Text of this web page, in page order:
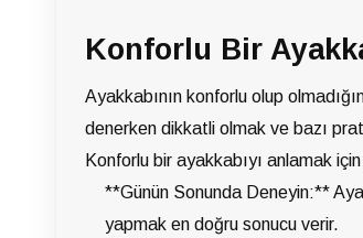
Konforlu Bir
Ayakkabının konforlu olup
denerken dikkatli olmak ve bazı
Konforlu bir ayakkabıyı anlamak
**Günün Sonunda Deneyin:**
yapmak en doğru sonucu verir.